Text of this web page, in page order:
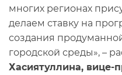
многих регионах
делаем ставку на
создания
городской среды», –
Хасиятуллина, вице-